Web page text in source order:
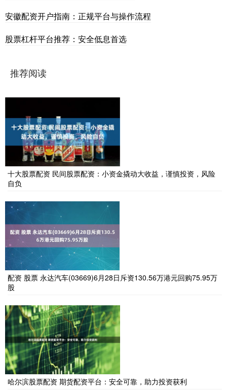
安徽配资开户指南：正规平台与操作流程
股票杠杆平台推荐：安全低息首选
推荐阅读
十大股票配资 民间股票配资：小资金撬动大收益，谨慎投资，风险
自负
配资 股票 永达汽车(03669)6月28日斥资130.56万港元回购75.95万
股
哈尔滨股票配资 期货配资平台：安全可靠，助力投资获利